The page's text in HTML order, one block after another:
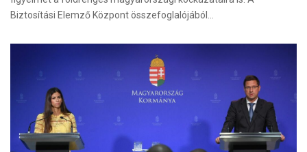
Biztosítási Elemző Központ összefoglalójából…